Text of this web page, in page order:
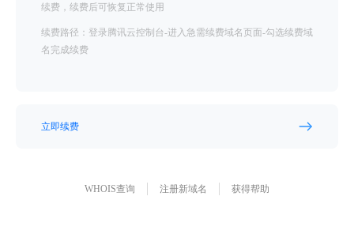
续费，续费后可恢复正常使用
续费路径：登录腾讯云控制台-进入急需续费域名页面-勾选续费域
名完成续费
立即续费
WHOIS查询 注册新域名 获得帮助